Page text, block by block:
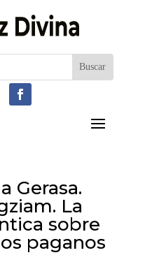
Gerasa.
La
sobre
paganos